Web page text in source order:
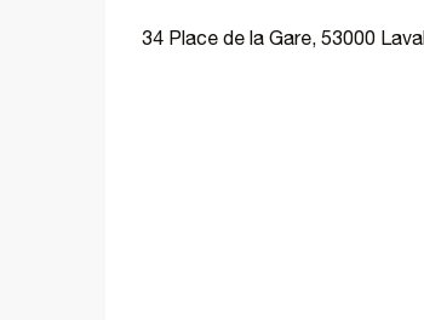
34 Place de la Gare, 53000 Laval